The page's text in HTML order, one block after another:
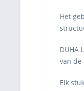
Het
DUHA
van
Elk